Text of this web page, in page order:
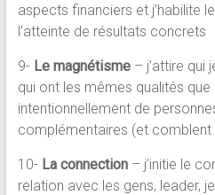
aspects financiers et j’habilite
l’atteinte de résultats concrets
9- Le magnétisme– j’attire qui
qui ont les mêmes qualités que
intentionnellement de
complémentaires (et comblent
10- La connection– j’initie le
relation avec les gens, leader,